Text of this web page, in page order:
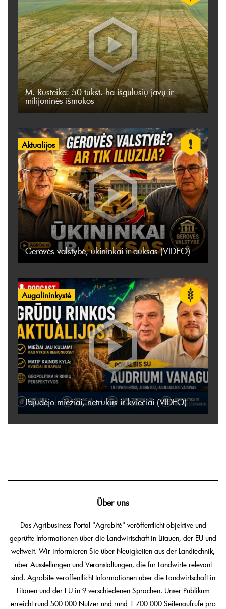
M. Rusteika: 50 tūkst. ha išgulusių javų ir
milijoninės išmokos
Aktualijos
Gerovės valstybė, ūkininkai ir auksas (VIDEO)
Augalininkystė
Pajudėjo miežiai, netrukus ir kviečiai (VIDEO)
Über uns
Das Agribusiness-Portal "Agrobitė" veröffentlicht objektive und
geprüfte Informationen über die Landwirtschaft in Litauen, der EU und
weltweit. Wir informieren Sie über Neuigkeiten aus der Landtechnik,
über Ausstellungen und Veranstaltungen, die für Landwirte relevant
sind. Agrobitė veröffentlicht Informationen über die Landwirtschaft in
Litauen und der EU in 9 verschiedenen Sprachen. Unser Publikum
erreicht rund 500 000 Nutzer und rund 1 700 000 Seitenaufrufe pro